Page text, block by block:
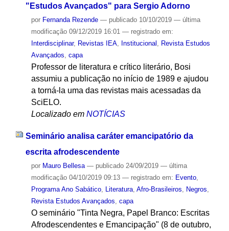
"Estudos Avançados" para Sergio Adorno
por Fernanda Rezende — publicado10/10/2019 — última
modificação09/12/2019 16:01 — registrado em:
Interdisciplinar, Revistas IEA, Institucional , Revista Estudos
Avançados, capa
Professor de literatura e crítico literário, Bosi
assumiu a publicação no início de 1989 e ajudou
a torná-la uma das revistas mais acessadas da
SciELO.
Localizado em NOTÍCIAS
Seminário analisa caráter emancipatório da
escrita afrodescendente
por Mauro Bellesa — publicado24/09/2019 — última
modificação04/10/2019 09:13 — registrado em: Evento,
Programa Ano Sabático, Literatura, Afro-Brasileiros, Negros,
Revista Estudos Avançados, capa
O seminário "Tinta Negra, Papel Branco: Escritas
Afrodescendentes e Emancipação" (8 de outubro,